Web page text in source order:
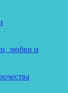
любви и